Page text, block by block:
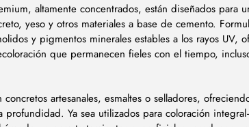
altamente concentrados, están diseñados para
yeso y otros materiales a base de cemento.
y pigmentos minerales estables a los rayos UV,
que permanecen fieles con el tiempo,
artesanales, esmaltes o selladores,
profundidad. Ya sea utilizados para coloración